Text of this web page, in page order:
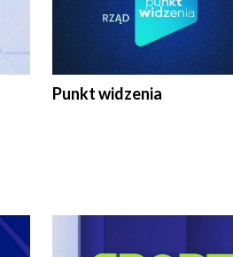
Punkt widzenia